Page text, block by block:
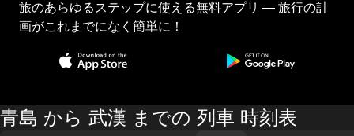
旅のあらゆるステップに使える無料アプリ — 旅行の計
画がこれまでになく簡単に！
青島 から 武漢 までの 列車 時刻表